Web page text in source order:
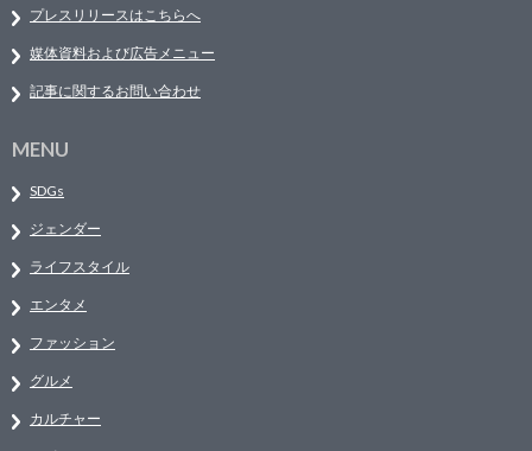
プレスリリースはこちらへ
媒体資料および広告メニュー
記事に関するお問い合わせ
MENU
SDGs
ジェンダー
ライフスタイル
エンタメ
ファッション
グルメ
カルチャー